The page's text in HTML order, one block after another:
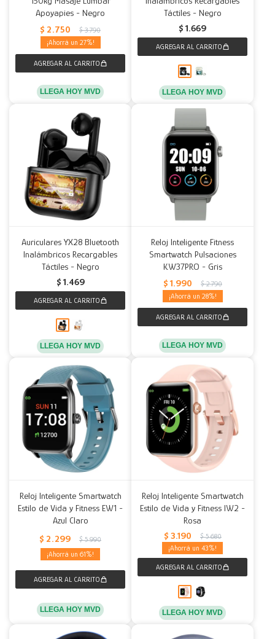
Apoyapies - Negro
$ 2.750 $ 3.790
27
LLEGA HOY MVD
Táctiles - Negro
$ 1.669
LLEGA HOY MVD
Auriculares YX28 Bluetooth
Inalámbricos Recargables
Táctiles - Negro
$ 1.469
LLEGA HOY MVD
Reloj Inteligente Fitness
Smartwatch Pulsaciones
KW37PRO - Gris
$ 1.990 $ 2.790
28
LLEGA HOY MVD
Reloj Inteligente Smartwatch
Estilo de Vida y Fitness EW1 -
Azul Claro
$ 2.299 $ 5.990
61
LLEGA HOY MVD
Reloj Inteligente Smartwatch
Estilo de Vida y Fitness IW2 -
Rosa
$ 3.190 $ 5.680
43
LLEGA HOY MVD
Fundas
Accesorios para el hogar
Herramientas
Muebles Infantiles